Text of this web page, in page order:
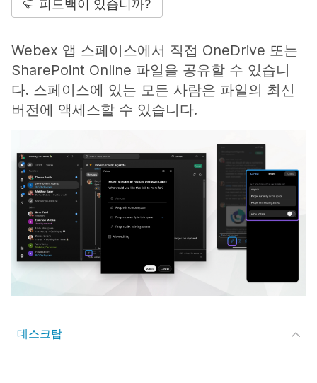
피드백이 있습니까?
Webex 앱 스페이스에서 직접 OneDrive 또는
SharePoint Online 파일을 공유할 수 있습니
다. 스페이스에 있는 모든 사람은 파일의 최신
버전에 액세스할 수 있습니다.
데스크탑